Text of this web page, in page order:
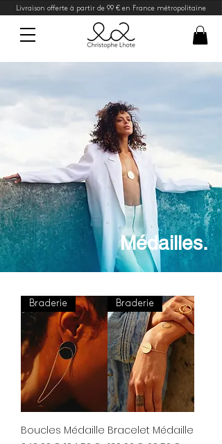
Livraison offerte à partir de 99 € en France métropolitaine
Médailles.
Braderie
Boucles Médaille
Braderie
Bracelet Médaille